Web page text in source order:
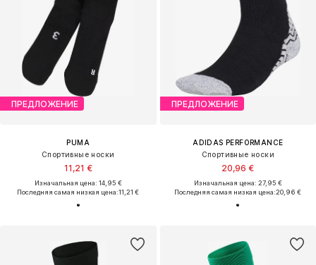
ПРЕДЛОЖЕНИЕ
PUMA
Спортивные носки
11,21 €
Изначальная цена: 14,95 €
Последняя самая низкая цена:11,21 €
ПРЕДЛОЖЕНИЕ
ADIDAS PERFORMANCE
Спортивные носки
20,96 €
Изначальная цена: 27,95 €
Последняя самая низкая цена:20,96 €